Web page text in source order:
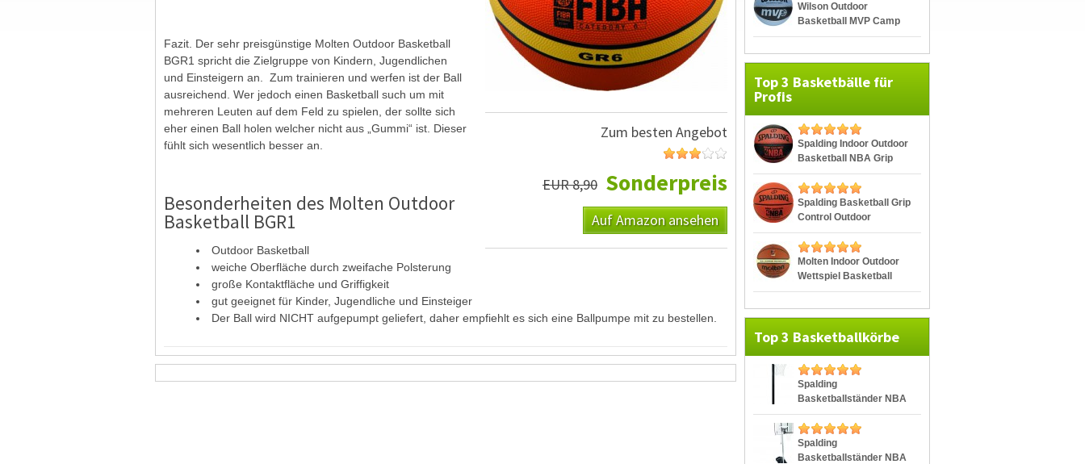
Zum besten Angebot
Sonderpreis
EUR 8,90
Auf Amazon ansehen
Fazit. Der sehr preisgünstige Molten Outdoor Basketball
BGR1 spricht die Zielgruppe von Kindern, Jugendlichen
und Einsteigern an. Zum trainieren und werfen ist der Ball
ausreichend. Wer jedoch einen Basketball such um mit
mehreren Leuten auf dem Feld zu spielen, der sollte sich
eher einen Ball holen welcher nicht aus „Gummi“ ist. Dieser
fühlt sich wesentlich besser an.
Besonderheiten des Molten Outdoor
Basketball BGR1
Outdoor Basketball
weiche Oberfläche durch zweifache Polsterung
große Kontaktfläche und Griffigkeit
gut geeignet für Kinder, Jugendliche und Einsteiger
Der Ball wird NICHT aufgepumpt geliefert, daher empfiehlt es sich eine Ballpumpe mit zu bestellen.
Wilson Outdoor
Basketball MVP Camp
Series
Top 3 Basketbälle für
Profis
Spalding Indoor Outdoor
Basketball NBA Grip
Control
Spalding Basketball Grip
Control Outdoor
Molten Indoor Outdoor
Wettspiel Basketball
BGG7
Top 3 Basketballkörbe
Spalding
Basketballständer NBA
Logoman
Spalding
Basketballständer NBA